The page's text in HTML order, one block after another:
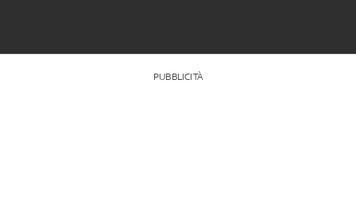
PUBBLICITÀ